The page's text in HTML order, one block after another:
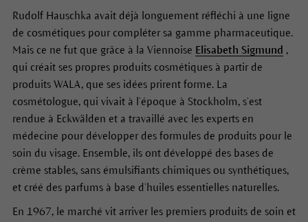
Rudolf Hauschka avait déjà longuement réfléchi à une ligne
de cosmétiques pour compléter sa gamme pharmaceutique.
Mais ce ne fut que grâce à la Viennoise Elisabeth Sigmund ,
qui créait ses propres produits cosmétiques à partir de
produits WALA, que ses idées prirent forme. La
cosmétologue, qui vivait à l’époque à Stockholm, s’est
rendue à Eckwälden et a travaillé avec les experts en
médecine pour développer des formules de produits pour le
soin du visage. Ensemble, ils ont développé des bases de
crème stables, sans émulsifiants chimiques ou synthétiques,
et créé des parfums à base d’huiles essentielles naturelles.
En 1967, le marché vit arriver les premiers produits de soin et